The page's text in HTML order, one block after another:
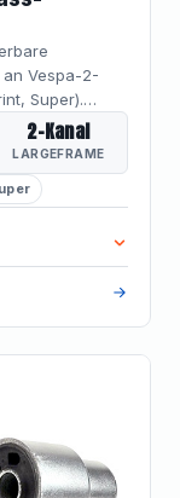
Vespa-2-
Super).
+15° vor OT /
Leistung ohne
bei jedem
2-Kanal
LARGEFRAME